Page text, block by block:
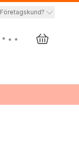
Företagskund?